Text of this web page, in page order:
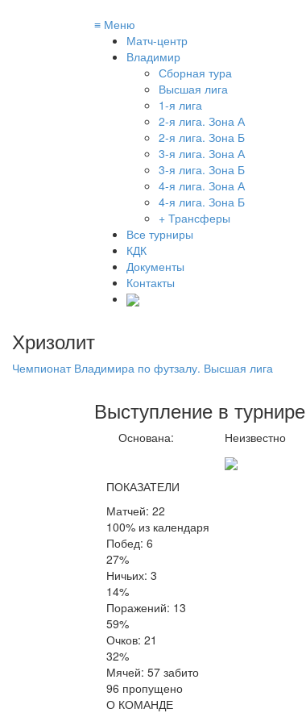
≡ Меню
Матч-центр
Владимир
Сборная тура
Высшая лига
1-я лига
2-я лига. Зона А
2-я лига. Зона Б
3-я лига. Зона А
3-я лига. Зона Б
4-я лига. Зона А
4-я лига. Зона Б
+ Трансферы
Все турниры
КДК
Документы
Контакты
Хризолит
Чемпионат Владимира по футзалу. Высшая лига
Выступление в турнире
Основана: Неизвестно
ПОКАЗАТЕЛИ
Матчей: 22
100% из календаря
Побед: 6
27%
Ничьих: 3
14%
Поражений: 13
59%
Очков: 21
32%
Мячей: 57 забито
96 пропущено
О КОМАНДЕ